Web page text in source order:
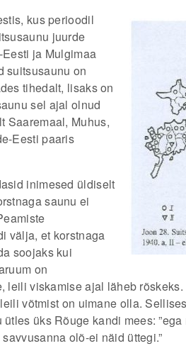
kus perioodil
juurde
ja Mulgimaa
suitsusaunu on
tihedalt, lisaks on
sel ajal olnud
Saaremaal, Muhus,
Eesti paaris
inimesed üldiselt
saunu ei
välja, et korstnaga
soojaks kui
on
leili viskamise ajal läheb
võtmist on uimane olla.
üks Rõuge kandi mees:
olõ-ei näid üttegi.”